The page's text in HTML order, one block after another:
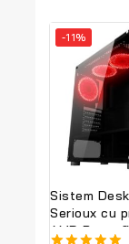
-11%
Produse
vanzare
Sistem
Serioux cu
AMD